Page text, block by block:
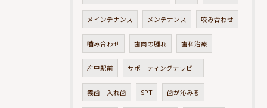
メインテナンス メンテナンス 咬み合わせ
嚙み合わせ 歯肉の腫れ 歯科治療
府中駅前 サポーティングテラピー
義歯 入れ歯 SPT 歯が沁みる